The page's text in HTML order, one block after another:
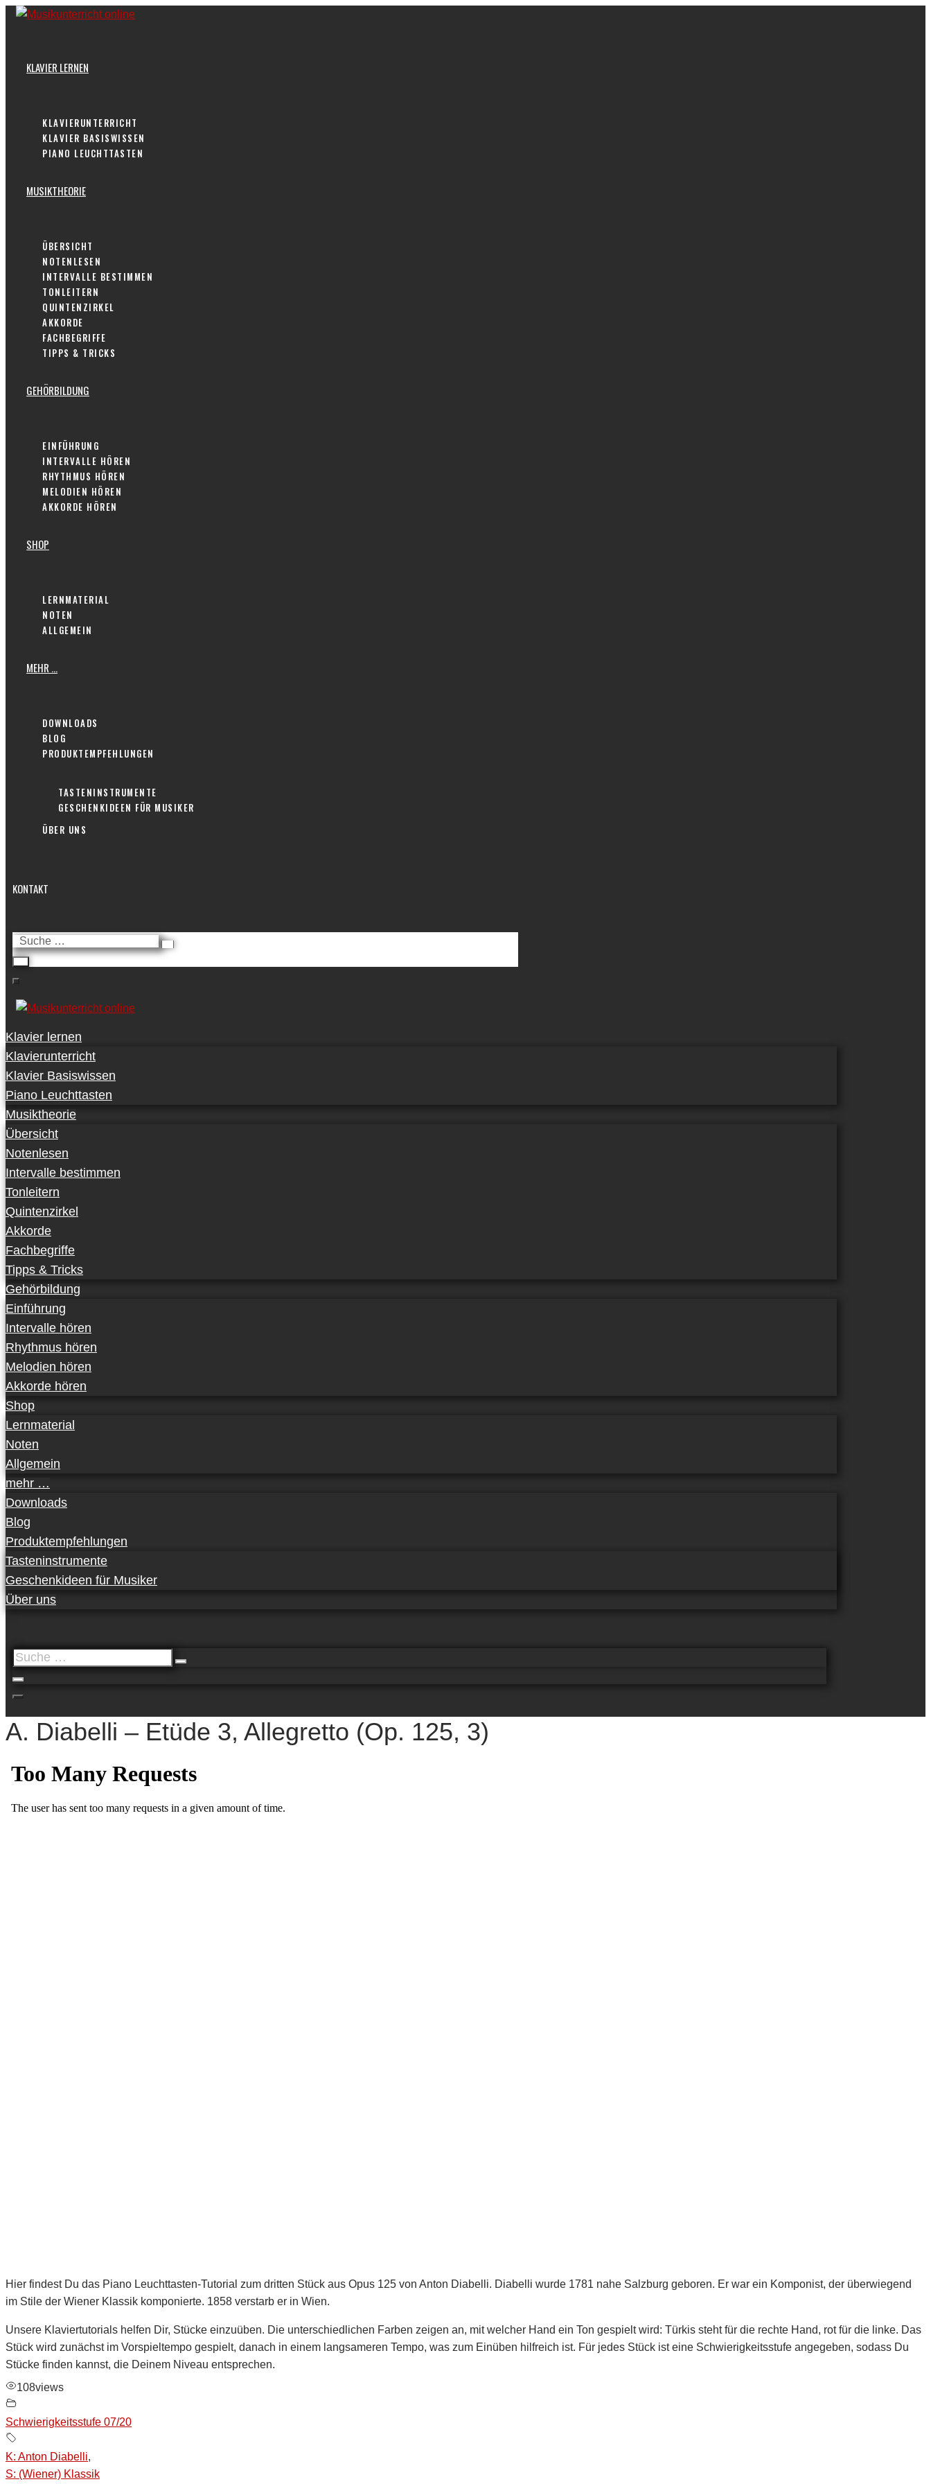
Skip
KLAVIER LERNEN
KLAVIERUNTERRICHT
KLAVIER BASISWISSEN
PIANO LEUCHTTASTEN
MUSIKTHEORIE
ÜBERSICHT
NOTENLESEN
INTERVALLE BESTIMMEN
TONLEITERN
QUINTENZIRKEL
AKKORDE
FACHBEGRIFFE
TIPPS & TRICKS
GEHÖRBILDUNG
EINFÜHRUNG
INTERVALLE HÖREN
RHYTHMUS HÖREN
MELODIEN HÖREN
AKKORDE HÖREN
SHOP
LERNMATERIAL
NOTEN
ALLGEMEIN
MEHR …
DOWNLOADS
BLOG
PRODUKTEMPFEHLUNGEN
TASTENINSTRUMENTE
GESCHENKIDEEN FÜR MUSIKER
ÜBER UNS
KONTAKT
Suche
…
Klavier lernen
Klavierunterricht
Klavier Basiswissen
Piano Leuchttasten
Musiktheorie
Übersicht
Notenlesen
Intervalle bestimmen
Tonleitern
Quintenzirkel
Akkorde
Fachbegriffe
Tipps & Tricks
Gehörbildung
Einführung
Intervalle hören
Rhythmus hören
Melodien hören
Akkorde hören
Shop
Lernmaterial
Noten
Allgemein
mehr …
Downloads
Blog
Produktempfehlungen
Tasteninstrumente
Geschenkideen für Musiker
Über uns
Suche
A. Diabelli – Etüde 3, Allegretto (Op. 125, 3)
Hier findest Du das Piano Leuchttasten-Tutorial zum dritten Stück aus Opus 125 von Anton Diabelli. Diabelli wurde 1781 nahe Salzburg geboren. Er war ein Komponist, der überwiegend
im Stile der Wiener Klassik komponierte. 1858 verstarb er in Wien.
Unsere Klaviertutorials helfen Dir, Stücke einzuüben. Die unterschiedlichen Farben zeigen an, mit welcher Hand ein Ton gespielt wird: Türkis steht für die rechte Hand, rot für die linke. Das
Stück wird zunächst im Vorspieltempo gespielt, danach in einem langsameren Tempo, was zum Einüben hilfreich ist. Für jedes Stück ist eine Schwierigkeitsstufe angegeben, sodass Du
Stücke finden kannst, die Deinem Niveau entsprechen.
108views
Schwierigkeitsstufe 07/20
K: Anton Diabelli,
S: (Wiener) Klassik